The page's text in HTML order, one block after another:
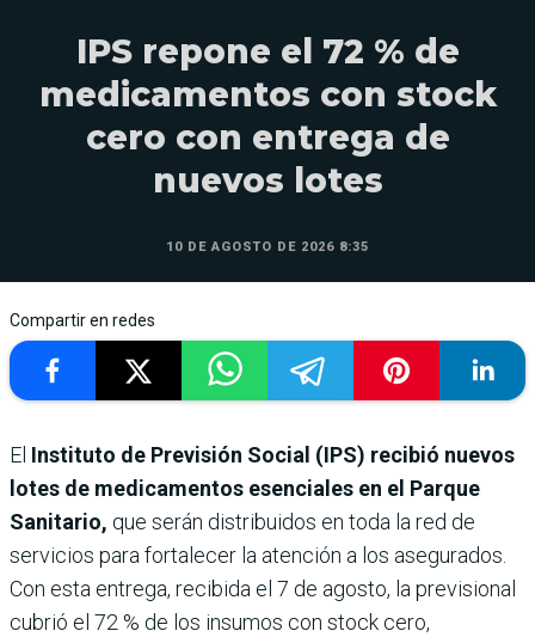
IPS repone el 72 % de
medicamentos con stock
cero con entrega de
nuevos lotes
10 DE AGOSTO DE 2026 8:35
Compartir en redes
El Instituto de Previsión Social (IPS) recibió nuevos
lotes de medicamentos esenciales en el Parque
Sanitario, que serán distribuidos en toda la red de
servicios para fortalecer la atención a los asegurados.
Con esta entrega, recibida el 7 de agosto, la previsional
cubrió el 72 % de los insumos con stock cero,